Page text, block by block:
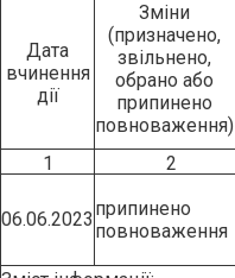
Дата
вчинення
дії
Зміни
(призначено,
звільнено,
обрано або
припинено
повноваження)
1 2
06.06.2023 припинено
повноваження